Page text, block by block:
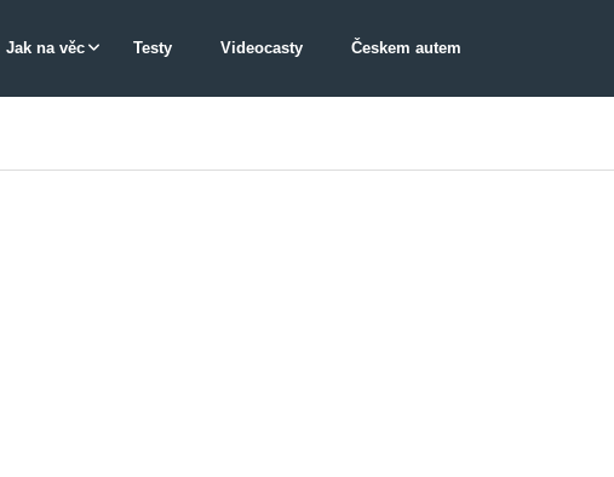
Jak na věc Testy Videocasty Českem autem